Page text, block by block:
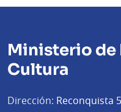
Ministerio de
Cultura
Dirección: Reconquista